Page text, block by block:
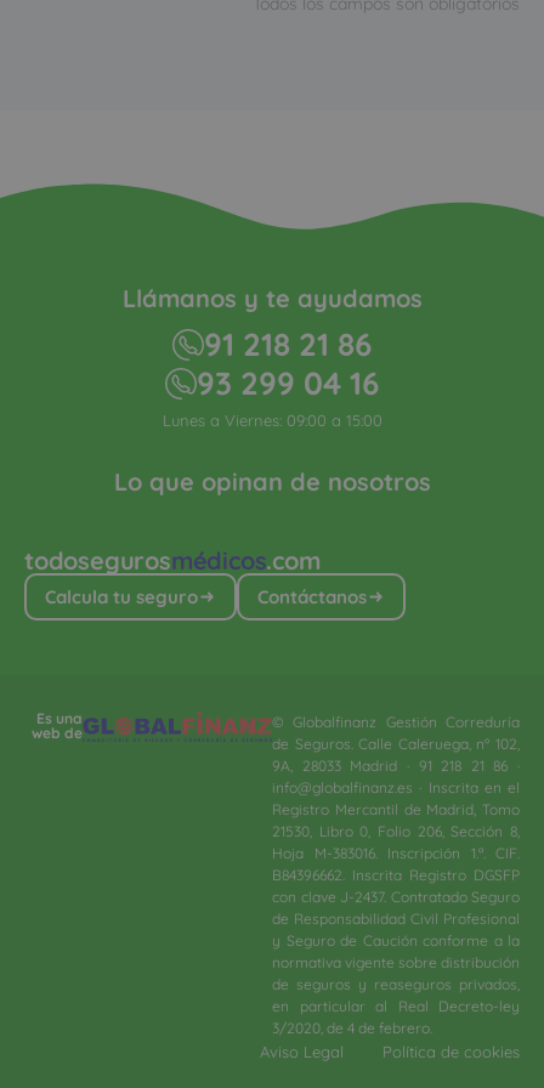
todosegurosmédicos.com
Calcula tu seguro Contáctanos
Lo que opinan de nosotros
Llámanos y te ayudamos
91 218 21 86
93 299 04 16
Lunes a Viernes: 09:00 a 15:00
Es una
web de
© Globalfinanz Gestión Correduría
de Seguros. Calle Caleruega, nº 102,
9A, 28033 Madrid · 91 218 21 86 ·
info@globalfinanz.es · Inscrita en el
Registro Mercantil de Madrid, Tomo
21530, Libro 0, Folio 206, Sección 8,
Hoja M-383016. Inscripción 1.ª. CIF.
B84396662. Inscrita Registro DGSFP
con clave J-2437. Contratado Seguro
de Responsabilidad Civil Profesional
y Seguro de Caución conforme a la
normativa vigente sobre distribución
de seguros y reaseguros privados,
en particular al Real Decreto-ley
3/2020, de 4 de febrero.​
Aviso Legal Política de cookies